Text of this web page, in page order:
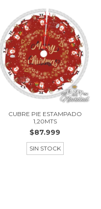
CUBRE PIE ESTAMPADO
1,20MTS
$87.999
SIN STOCK